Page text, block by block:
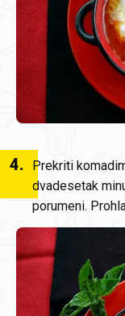
4.
Prekriti
dvadesetak
porumeni.